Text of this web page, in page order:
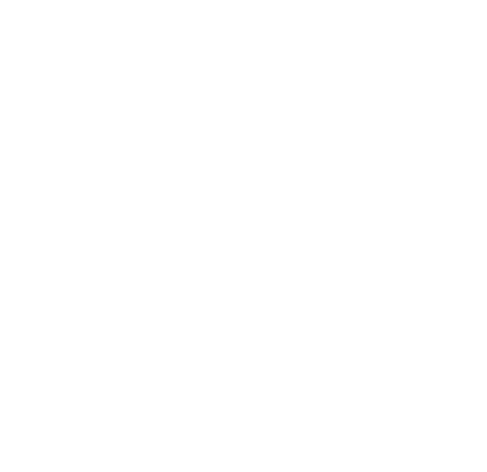
right;margin-top: